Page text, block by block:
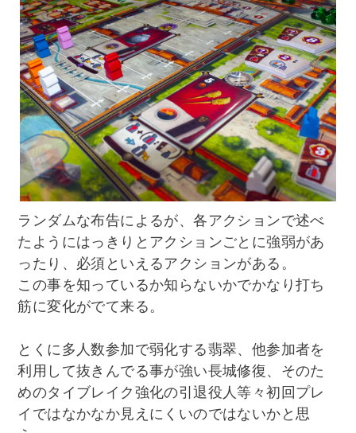
ランダムな布告によるが、各アクションで述べ
たようにはっきりとアクションごとに強弱があ
ったり、必須といえるアクションがある。
この事を知っているか知らないかでかなり打ち
筋に変化がでて来る。
とくに多人数参加で弱化する翡翠、他参加者を
利用して抜きんでる事が強い長城修復、そのた
めのタイブレイク強化の引退役人等々初回プレ
イではなかなか見えにくいのではないかと思